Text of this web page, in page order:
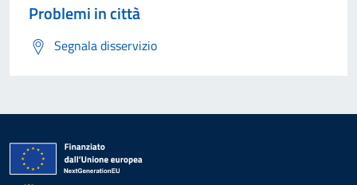
Problemi in città
Segnala disservizio